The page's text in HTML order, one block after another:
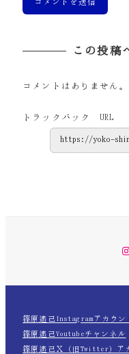
この投稿
コメントはありません。
トラックバック URL
篠原遙己Instagramアカウ
篠原遙己Youtubeチャンネル
篠原遙己Ｘ（旧Twitter）ア